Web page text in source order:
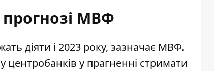
прогнозі МВФ
діяти і 2023 року, зазначає МВФ.
у прагненні стримати